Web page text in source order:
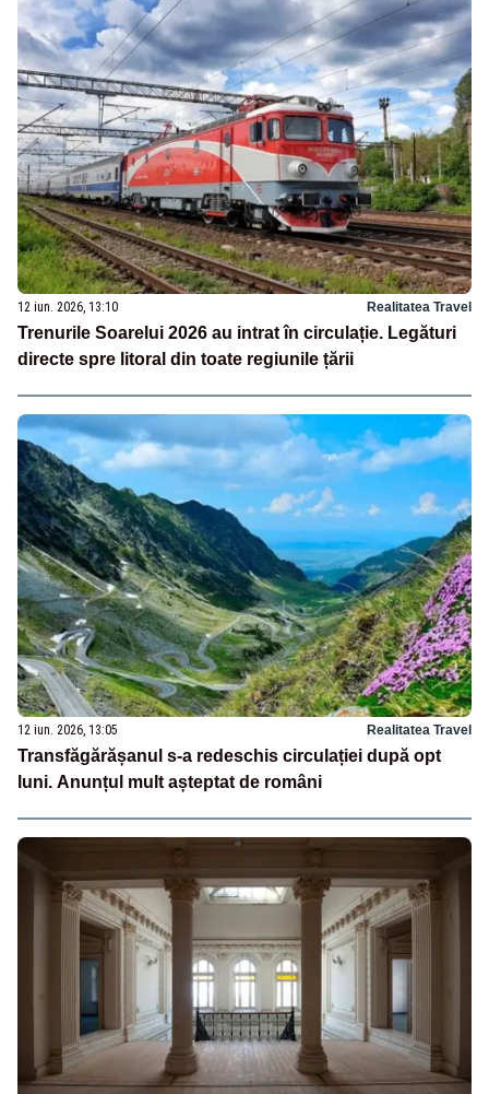
12 iun. 2026, 13:10 Realitatea Travel
Trenurile Soarelui 2026 au intrat în circulație. Legături
directe spre litoral din toate regiunile țării
12 iun. 2026, 13:05 Realitatea Travel
Transfăgărășanul s-a redeschis circulației după opt
luni. Anunțul mult așteptat de români